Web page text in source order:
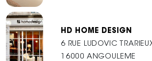
HD HOME DESIGN
6 RUE LUDOVIC
16000 ANGOULEME